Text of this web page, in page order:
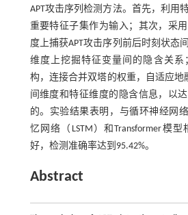
APT攻击序列检测方法。首先，利用
重要特征子集作为输入；其次，采
度上捕获APT攻击序列前后时刻状态
维度上挖掘特征变量间的隐含关系
构，连接合并双塔的权重，自适应地
间维度和特征维度的隐含信息，以
的。实验结果表明，与循环神经网
忆网络（LSTM）和Transformer模
好，检测准确率达到95.42%。
Abstract